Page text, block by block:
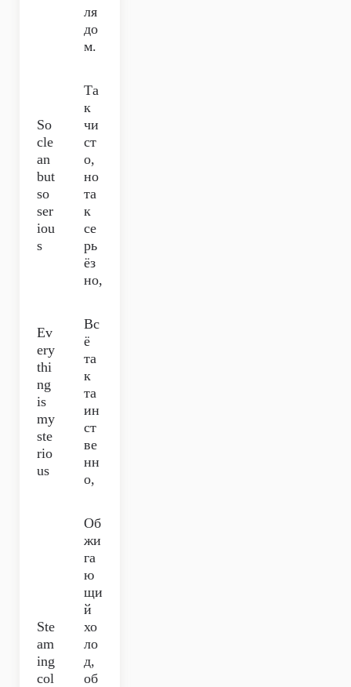
ля
до
м.
So
cle
an
but
so
ser
iou
s
Та
к
чи
ст
о,
но
та
к
се
рь
ёз
но,
Ev
ery
thi
ng
is
my
ste
rio
us
Вс
ё
та
к
та
ин
ст
ве
нн
о,
Ste
am
ing
col
Об
жи
га
ю
щи
й
хо
ло
д,
об